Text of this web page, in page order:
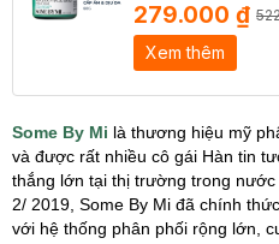
279.000 ₫
Xem thêm
Some By Mi là thương hiệu mỹ
và được rất nhiều cô gái Hàn tin
thắng lớn tại thị trường trong
2/ 2019, Some By Mi đã chính
với hệ thống phân phối rộng lớn,